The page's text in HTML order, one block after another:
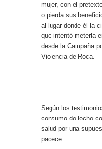
mujer, con el
o pierda sus
al lugar donde él la
que intentó meterla
desde la Campaña
Violencia de Roca.
Según los
consumo de leche
salud por una
padece.